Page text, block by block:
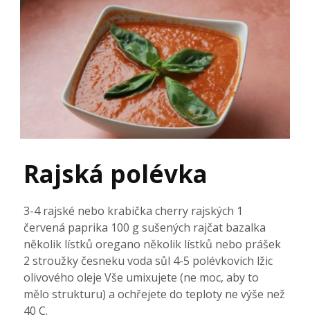
Rajská polévka
3-4 rajské nebo krabička cherry rajských 1
červená paprika 100 g sušených rajčat bazalka
několik lístků oregano několik lístků nebo prášek
2 stroužky česneku voda sůl 4-5 polévkovich lžic
olivového oleje Vše umixujete (ne moc, aby to
mělo strukturu) a ochřejete do teploty ne výše než
40 C.